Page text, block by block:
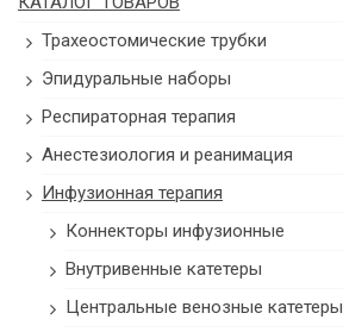
Трахеостомические трубки
Эпидуральные наборы
Респираторная терапия
Анестезиология и реанимация
Инфузионная терапия
Коннекторы инфузионные
Внутривенные катетеры
Центральные венозные катетеры